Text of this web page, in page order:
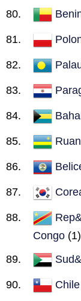
Congo (1)
Chile